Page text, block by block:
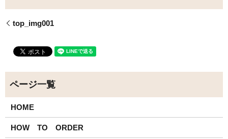
top_img001
HOME
HOW TO ORDER